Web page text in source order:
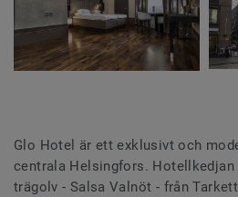
Glo Hotel är ett exklusivt och
centrala Helsingfors.
trägolv - Salsa Valnöt - från